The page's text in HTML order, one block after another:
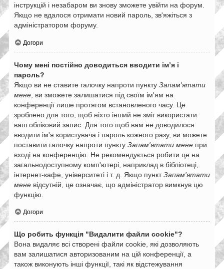
інструкцій і незабаром ви знову зможете увійти на форум.
Якщо не вдалося отримати новий пароль, зв'яжіться з
адміністратором форуму.
Догори
Чому мені постійно доводиться вводити ім’я і
пароль?
Якщо ви не ставите галочку напроти пункту Запам'ятати
мене , ви зможете залишатися під своїм ім'ям на
конференції лише протягом встановленого часу. Це
зроблено для того, щоб ніхто інший не зміг використати
ваш обліковий запис. Для того щоб вам не доводилося
вводити ім'я користувача і пароль кожного разу, ви можете
поставити галочку напроти пункту Запам'ятати мене при
вході на конференцію. Не рекомендується робити це на
загальнодоступному комп'ютері, наприклад в бібліотеці,
інтернет-кафе, університеті і т. д. Якщо пунктЗапам'ятати
мене відсутній, це означає, що адміністратор вимкнув цю
функцію.
Догори
Що робить функція "Видалити файли cookie"?
Вона видаляє всі створені файли cookie, які дозволяють
вам залишатися авторизованим на цій конференції, а
також виконують інші функції, такі як відстежування